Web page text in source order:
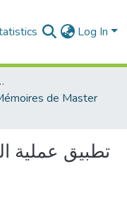
Log In
Sciences de Gestion
de Master
تطبيق عملية